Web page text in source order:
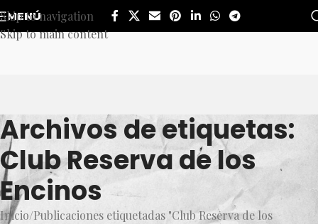
Skip to navigation
Skip to main content
MENÚ
Archivos de etiquetas:
Club Reserva de los
Encinos
Inicio Publicaciones etiquetadas "Club Reserva de los